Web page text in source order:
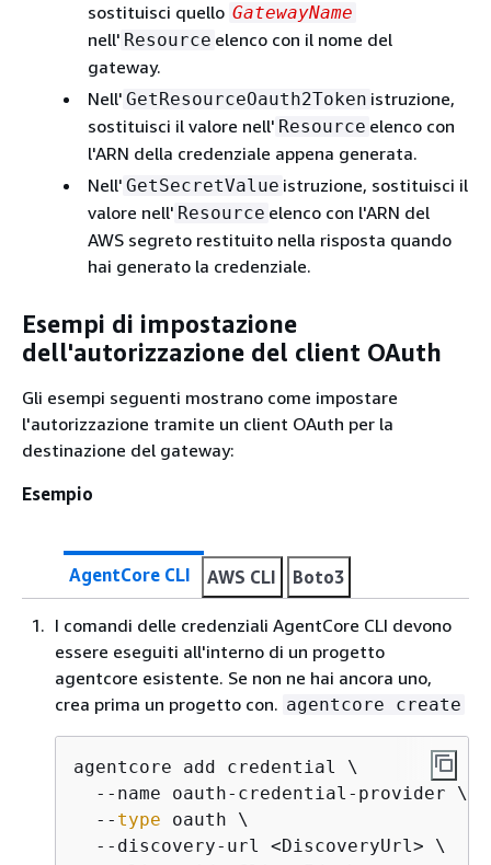
sostituisci quello GatewayName
nell' Resource elenco con il nome del
gateway.
Nell' GetResourceOauth2Token istruzione,
sostituisci il valore nell' Resource elenco con
l'ARN della credenziale appena generata.
Nell' GetSecretValue istruzione, sostituisci il
valore nell' Resource elenco con l'ARN del
AWS segreto restituito nella risposta quando
hai generato la credenziale.
Esempi di impostazione
dell'autorizzazione del client OAuth
Gli esempi seguenti mostrano come impostare
l'autorizzazione tramite un client OAuth per la
destinazione del gateway:
Esempio
AgentCore CLI AWS CLI Boto3
I comandi delle credenziali AgentCore CLI devono
essere eseguiti all'interno di un progetto
agentcore esistente. Se non ne hai ancora uno,
crea prima un progetto con. agentcore create
agentcore add credential \
  --name oauth-credential-provider \
  --
type oauth \
  --discovery-url <DiscoveryUrl> \